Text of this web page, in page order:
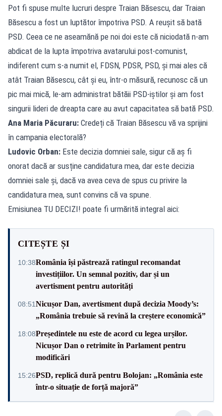
Pot fi spuse multe lucruri despre Traian Băsescu, dar Traian
Băsescu a fost un luptător împotriva PSD. A reușit să bată
PSD. Ceea ce ne aseamănă pe noi doi este că niciodată n-am
abdicat de la lupta împotriva avatarului post-comunist,
indiferent cum s-a numit el, FDSN, PDSR, PSD, și mai ales că
atât Traian Băsescu, cât și eu, într-o măsură, recunosc că un
pic mai mică, le-am administrat bătăii PSD-iștilor și am fost
singurii lideri de dreapta care au avut capacitatea să bată PSD.
Ana Maria Păcuraru: Credeți că Traian Băsescu vă va sprijini
în campania electorală?
Ludovic Orban: Este decizia domniei sale, sigur că aș fi
onorat dacă ar susține candidatura mea, dar este decizia
domniei sale și, dacă va avea ceva de spus cu privire la
candidatura mea, sunt convins că va spune.
Emisiunea TU DECIZI! poate fi urmărită integral aici:
CITEȘTE ȘI
10:38România își păstrează ratingul recomandat
investițiilor. Un semnal pozitiv, dar și un
avertisment pentru autorități
08:51Nicușor Dan, avertisment după decizia Moody’s:
„România trebuie să revină la creștere economică”
18:08Președintele nu este de acord cu legea urșilor.
Nicușor Dan o retrimite în Parlament pentru
modificări
15:26PSD, replică dură pentru Bolojan: „România este
într-o situație de forță majoră”